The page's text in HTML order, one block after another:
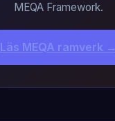
MEQA Framework.
Läs MEQA ramverk →